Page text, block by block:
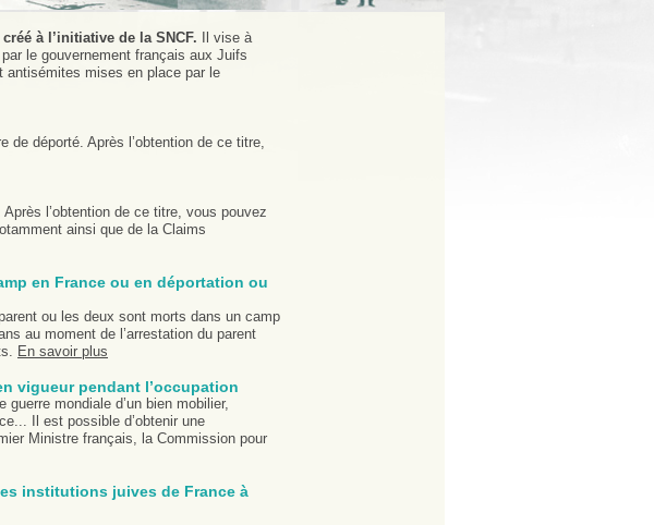
à l’initiative de la SNCF. Il vise à
le gouvernement français aux Juifs
mises en place par le
déporté. Après l’obtention de ce titre,
l’obtention de ce titre, vous pouvez
ainsi que de la Claims
en France ou en déportation ou
ou les deux sont morts dans un camp
au moment de l’arrestation du parent
En savoir plus
vigueur pendant l’occupation
mondiale d’un bien mobilier,
Il est possible d’obtenir une
Ministre français, la Commission pour
institutions juives de France à